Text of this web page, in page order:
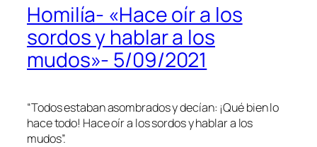
Homilía- «Hace oír a los
sordos y hablar a los
mudos»- 5/09/2021
“Todos estaban asombrados y decían: ¡Qué bien lo
hace todo! Hace oír a los sordos y hablar a los
mudos”.